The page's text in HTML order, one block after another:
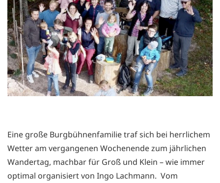
Eine große Burgbühnenfamilie traf sich bei herrlichem
Wetter am vergangenen Wochenende zum jährlichen
Wandertag, machbar für Groß und Klein – wie immer
optimal organisiert von Ingo Lachmann. Vom